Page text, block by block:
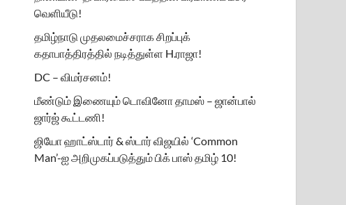
வெளியீடு!
தமிழ்நாடு முதலமைச்சராக சிறப்புக்
கதாபாத்திரத்தில் நடித்துள்ள H.ராஜா!
DC – விமர்சனம்!
மீண்டும் இணையும் டொவினோ தாமஸ் – ஜான்பால்
ஜார்ஜ் கூட்டணி!
ஜியோ ஹாட்ஸ்டார் & ஸ்டார் விஜயில் ‘Common
Man’-ஐ அறிமுகப்படுத்தும் பிக் பாஸ் தமிழ் 10!